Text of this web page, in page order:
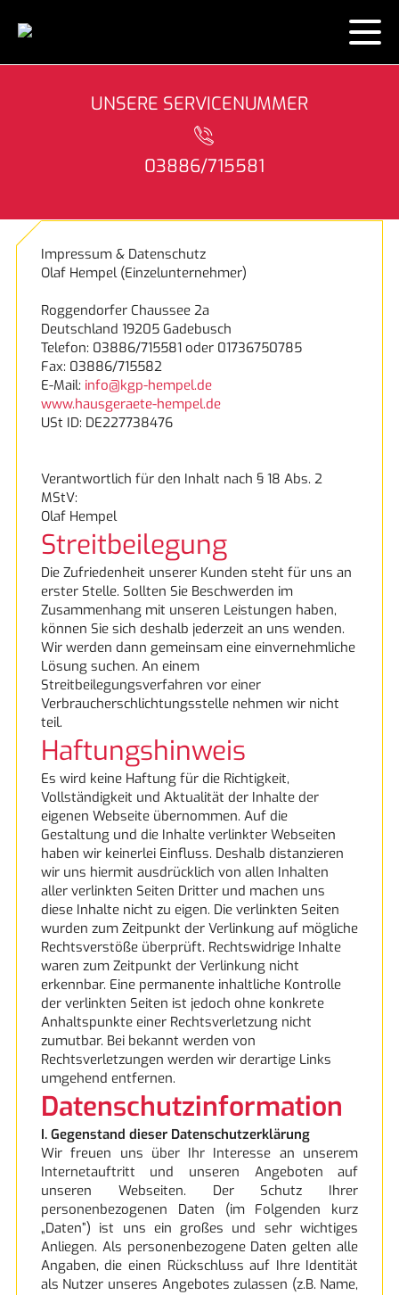
Lieferung und Aufbau
Das Liefermobil
ENERGIE SPAREN!
SOLARIEN SERVICE
ÜBER UNS
PRESSE
KÜCHEN
REZEPTE
MARKEN
AEG
BLANCO
Bosch
Constructa
Franke
Liebherr
Miele
Miele
Naber
Neff
NEFF Collection
NEFF excellent®
Siemens
Siemens
Siemens studioLine
systemceram
UNSERE SERVICENUMMER
03886/715581
Impressum & Datenschutz
Olaf Hempel (Einzelunternehmer)
Roggendorfer Chaussee 2a
Deutschland 19205 Gadebusch
Telefon: 03886/715581 oder 01736750785
Fax: 03886/715582
E-Mail: info@kgp-hempel.de
www.hausgeraete-hempel.de
USt ID: DE227738476
Verantwortlich für den Inhalt nach § 18 Abs. 2
MStV:
Olaf Hempel
Streitbeilegung
Die Zufriedenheit unserer Kunden steht für uns an
erster Stelle. Sollten Sie Beschwerden im
Zusammenhang mit unseren Leistungen haben,
können Sie sich deshalb jederzeit an uns wenden.
Wir werden dann gemeinsam eine einvernehmliche
Lösung suchen. An einem
Streitbeilegungsverfahren vor einer
Verbraucherschlichtungsstelle nehmen wir nicht
teil.
Haftungshinweis
Es wird keine Haftung für die Richtigkeit,
Vollständigkeit und Aktualität der Inhalte der
eigenen Webseite übernommen. Auf die
Gestaltung und die Inhalte verlinkter Webseiten
haben wir keinerlei Einfluss. Deshalb distanzieren
wir uns hiermit ausdrücklich von allen Inhalten
aller verlinkten Seiten Dritter und machen uns
diese Inhalte nicht zu eigen. Die verlinkten Seiten
wurden zum Zeitpunkt der Verlinkung auf mögliche
Rechtsverstöße überprüft. Rechtswidrige Inhalte
waren zum Zeitpunkt der Verlinkung nicht
erkennbar. Eine permanente inhaltliche Kontrolle
der verlinkten Seiten ist jedoch ohne konkrete
Anhaltspunkte einer Rechtsverletzung nicht
zumutbar. Bei bekannt werden von
Rechtsverletzungen werden wir derartige Links
umgehend entfernen.
Datenschutzinformation
I. Gegenstand dieser Datenschutzerklärung
Wir freuen uns über Ihr Interesse an unserem
Internetauftritt und unseren Angeboten auf
unseren Webseiten. Der Schutz Ihrer
personenbezogenen Daten (im Folgenden kurz
„Daten”) ist uns ein großes und sehr wichtiges
Anliegen. Als personenbezogene Daten gelten alle
Angaben, die einen Rückschluss auf Ihre Identität
als Nutzer unseres Angebotes zulassen (z.B. Name,